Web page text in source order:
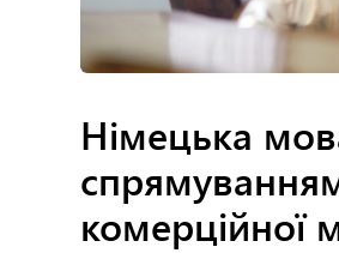
Німецька
комерційної